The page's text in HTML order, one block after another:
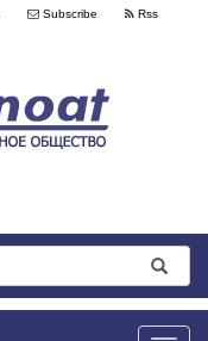
Subscribe Rss